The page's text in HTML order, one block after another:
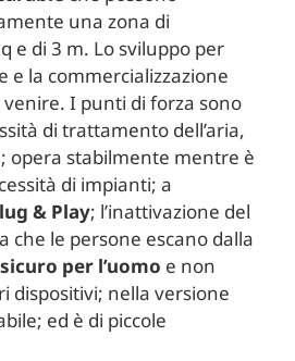
una zona di
e di 3 m. Lo sviluppo per
e la commercializzazione
I punti di forza sono
di trattamento dell’aria,
opera stabilmente mentre è
di impianti; a
& Play; l’inattivazione del
che le persone escano dalla
per l’uomo e non
dispositivi; nella versione
ed è di piccole